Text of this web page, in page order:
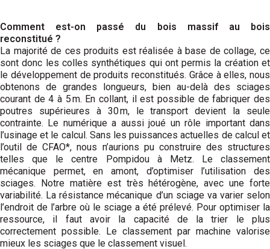
Comment est-on passé du bois massif au bois
reconstitué ?
La majorité de ces produits est réalisée à base de collage, ce
sont donc les colles synthétiques qui ont permis la création et
le développement de produits reconstitués. Grâce à elles, nous
obtenons de grandes longueurs, bien au-delà des sciages
courant de 4 à 5 m. En collant, il est possible de fabriquer des
poutres supérieures à 30 m, le transport devient la seule
contrainte. Le numérique a aussi joué un rôle important dans
l’usinage et le calcul. Sans les puissances actuelles de calcul et
l’outil de CFAO*, nous n’aurions pu construire des structures
telles que le centre Pompidou à Metz. Le classement
mécanique permet, en amont, d’optimiser l’utilisation des
sciages. Notre matière est très hétérogène, avec une forte
variabilité. La résistance mécanique d’un sciage va varier selon
l’endroit de l’arbre où le sciage a été prélevé. Pour optimiser la
ressource, il faut avoir la capacité de la trier le plus
correctement possible. Le classement par machine valorise
mieux les sciages que le classement visuel.